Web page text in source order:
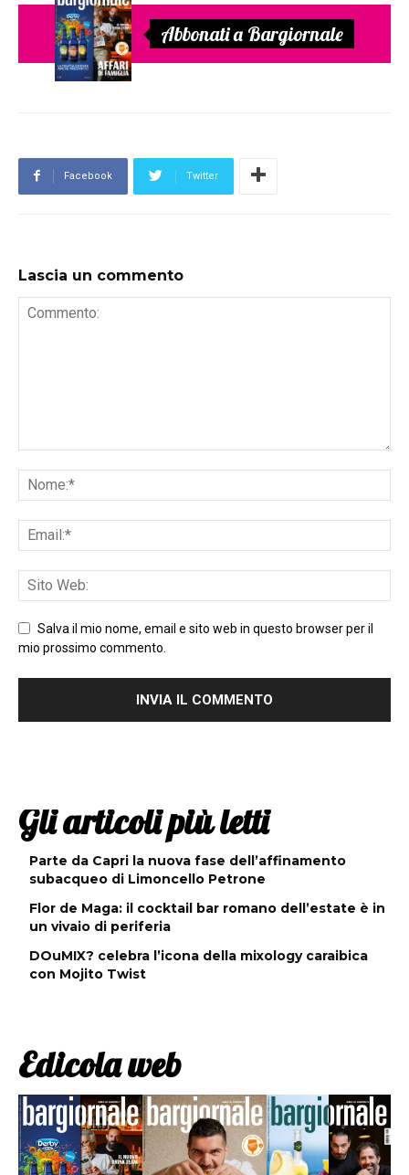
Abbonati a Bargiornale
Facebook Twitter
Lascia un commento
Salva il mio nome, email e sito web in questo browser per il
mio prossimo commento.
Gli articoli più letti
Parte da Capri la nuova fase dell’affinamento
subacqueo di Limoncello Petrone
Flor de Maga: il cocktail bar romano dell’estate è in
un vivaio di periferia
DOuMIX? celebra l’icona della mixology caraibica
con Mojito Twist
Edicola web